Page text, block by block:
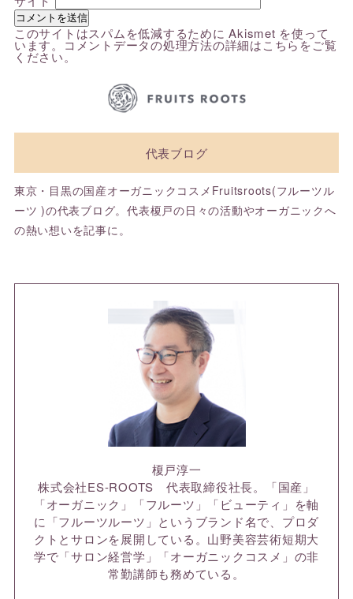
このサイトはスパムを低減するために Akismet を使って
います。 コメントデータの処理方法の詳細はこちらをご覧
ください。
代表ブログ
東京・目黒の国産オーガニックコスメFruitsroots(フルーツル
ーツ )の代表ブログ。代表榎戸の日々の活動やオーガニックへ
の熱い想いを記事に。
榎戸淳一
株式会社ES-ROOTS 代表取締役社長。「国産」
「オーガニック」「フルーツ」「ビューティ」を軸
に「フルーツルーツ」というブランド名で、プロダ
クトとサロンを展開している。山野美容芸術短期大
学で「サロン経営学」「オーガニックコスメ」の非
常勤講師も務めている。